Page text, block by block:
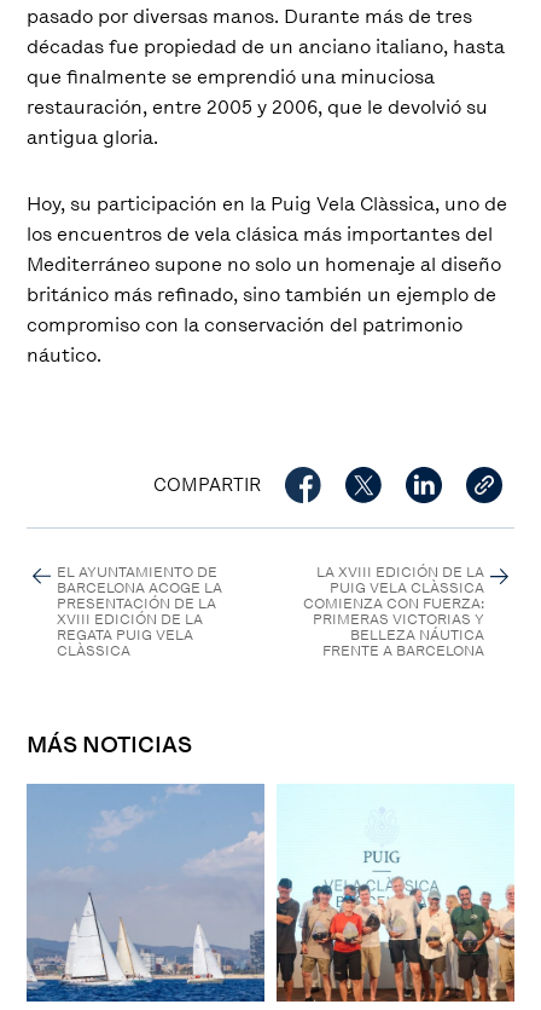
pasado por diversas manos. Durante más de tres
décadas fue propiedad de un anciano italiano, hasta
que finalmente se emprendió una minuciosa
restauración, entre 2005 y 2006, que le devolvió su
antigua gloria.
Hoy, su participación en la Puig Vela Clàssica, uno de
los encuentros de vela clásica más importantes del
Mediterráneo supone no solo un homenaje al diseño
británico más refinado, sino también un ejemplo de
compromiso con la conservación del patrimonio
náutico.
COMPARTIR
EL AYUNTAMIENTO DE
BARCELONA ACOGE LA
PRESENTACIÓN DE LA
XVIII EDICIÓN DE LA
REGATA PUIG VELA
CLÀSSICA
LA XVIII EDICIÓN DE LA
PUIG VELA CLÀSSICA
COMIENZA CON FUERZA:
PRIMERAS VICTORIAS Y
BELLEZA NÁUTICA
FRENTE A BARCELONA
MÁS NOTICIAS